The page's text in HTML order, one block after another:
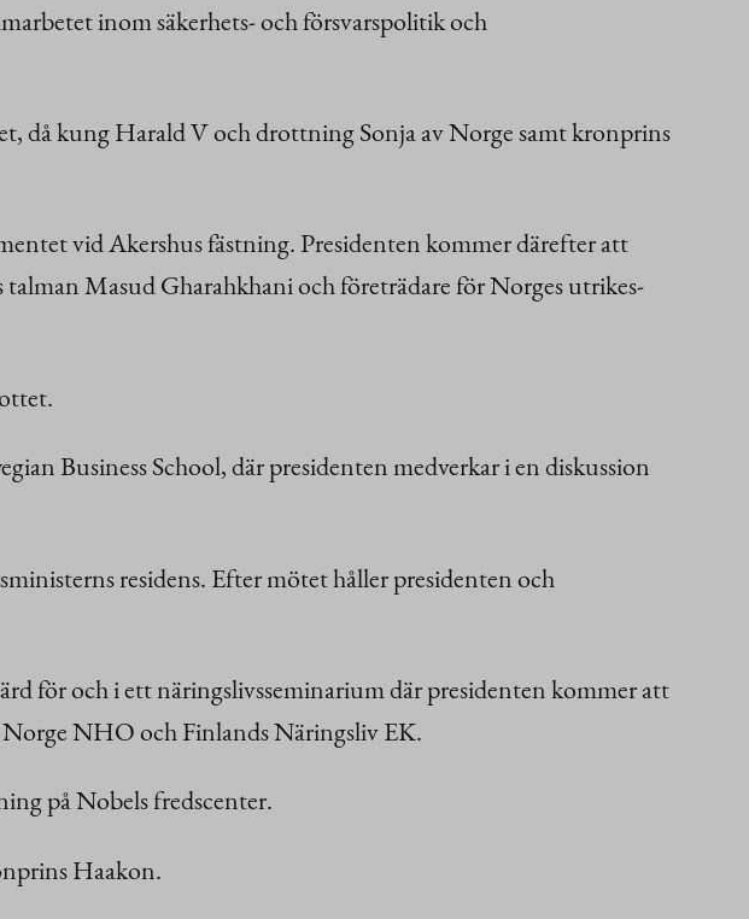
inom säkerhets- och försvarspolitik och
då kung Harald V och drottning Sonja av Norge samt kronprins
vid Akershus fästning. Presidenten kommer därefter att
Masud Gharahkhani och företrädare för Norges utrikes-
Business School, där presidenten medverkar i en diskussion
residens. Efter mötet håller presidenten och
för och i ett näringslivsseminarium där presidenten kommer att
Norge NHO och Finlands Näringsliv EK.
på Nobels fredscenter.
Haakon.